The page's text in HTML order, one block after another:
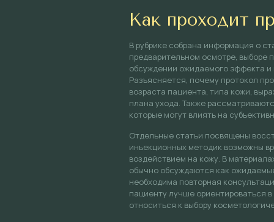
Как проходит
В рубрике собрана информация о
предварительном осмотре, выборе
обсуждении ожидаемого эффекта
Разъясняется, почему протокол
возраста пациента, типа кожи,
плана ухода. Также
которые могут влиять на
Отдельные статьи посвящены
инъекционных методик возможны
воздействием на кожу. В
обычно обсуждаются как
необходима повторная
пациенту лучше ориентироваться
относиться к выбору